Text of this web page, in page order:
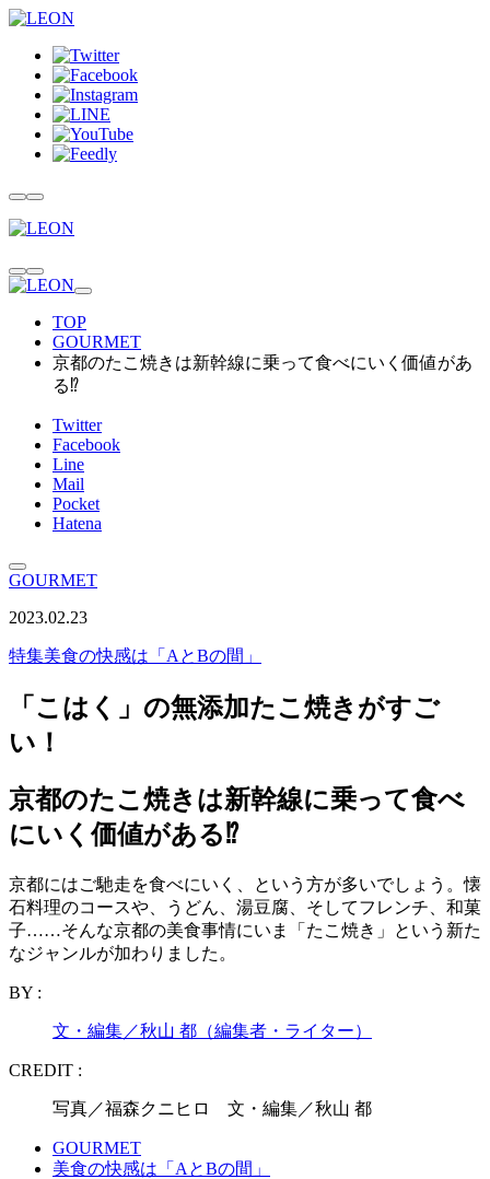
TOP
GOURMET
京都のたこ焼きは新幹線に乗って食べにいく価値があ
る⁉
Twitter
Facebook
Line
Mail
Pocket
Hatena
GOURMET
2023.02.23
特集美食の快感は「AとBの間」
「こはく」の無添加たこ焼きがすご
い！
京都のたこ焼きは新幹線に乗って食べ
にいく価値がある⁉
京都にはご馳走を食べにいく、という方が多いでしょう。懐
石料理のコースや、うどん、湯豆腐、そしてフレンチ、和菓
子……そんな京都の美食事情にいま「たこ焼き」という新た
なジャンルが加わりました。
BY :
文・編集／秋山 都（編集者・ライター）
CREDIT :
写真／福森クニヒロ 文・編集／秋山 都
GOURMET
美食の快感は「AとBの間」